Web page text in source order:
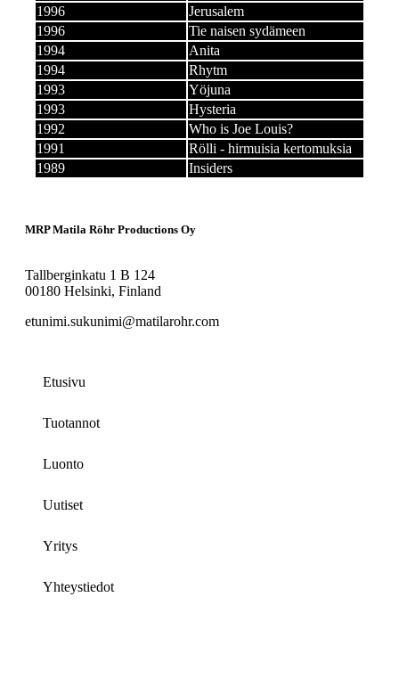
1996
Jerusalem
1996
Tie naisen sydämeen
1994
Anita
1994
Rhytm
1993
Yöjuna
1993
Hysteria
1992
Who is Joe Louis?
1991
Rölli - hirmuisia kertomuksia
1989
Insiders
MRP Matila Röhr Productions Oy
Tallberginkatu 1 B 124
00180 Helsinki, Finland
etunimi.sukunimi@matilarohr.com
Etusivu
Tuotannot
Luonto
Uutiset
Yritys
Yhteystiedot